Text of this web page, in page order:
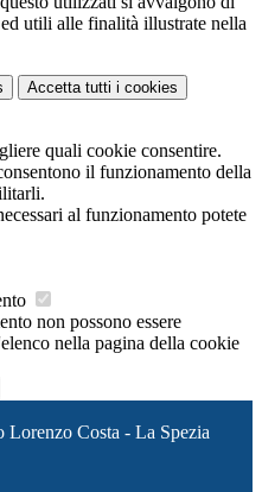
utili alle finalità illustrate nella
Accetta tutti i cookies
quali cookie consentire.
il funzionamento della
al funzionamento potete
non possono essere
nella pagina della cookie
Lorenzo Costa - La Spezia